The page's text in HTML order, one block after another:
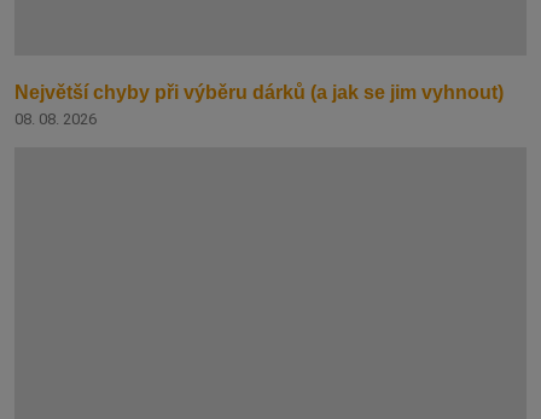
Největší chyby při výběru dárků (a jak se jim vyhnout)
08. 08. 2026